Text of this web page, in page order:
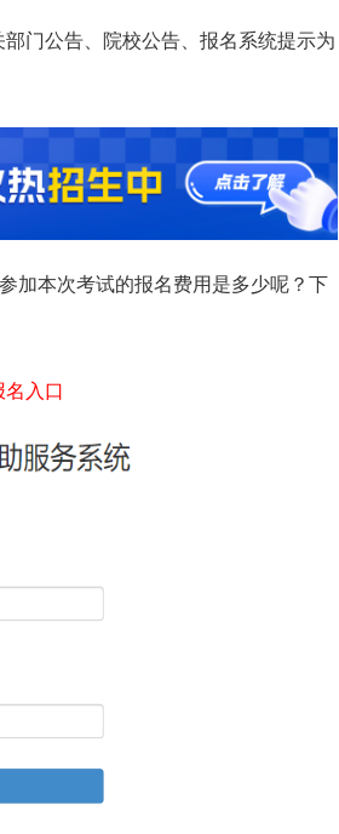
门公告、院校公告、报名系统提示为
加本次考试的报名费用是多少呢？下
入口